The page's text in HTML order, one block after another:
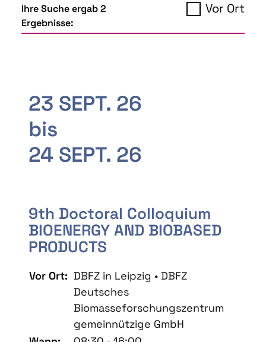
Ihre Suche ergab 2
Ergebnisse:
Vor Ort
23 SEPT. 26
bis
24 SEPT. 26
9th Doctoral Colloquium
BIOENERGY AND BIOBASED
PRODUCTS
Vor Ort: DBFZ in Leipzig • DBFZ
Deutsches
Biomasseforschungszentrum
gemeinnützige GmbH